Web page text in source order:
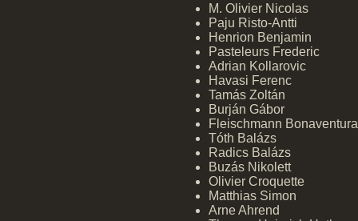
M. Olivier Nicolas
Paju Risto-Antti
Henrion Benjamin
Pasteleurs Frederic
Adrian Kollarovic
Havasi Ferenc
Tamás Zoltán
Burján Gábor
Fleischmann Bonaventura
Tóth Balázs
Radics Balázs
Buzás Nikolett
Olivier Croquette
Matthias Simon
Arne Ahrend